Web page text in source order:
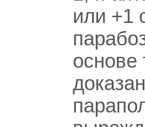
или +1
основе